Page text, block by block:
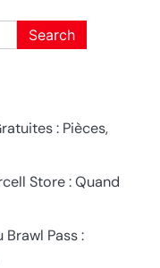
: Pièces,
Store : Quand
Pass :